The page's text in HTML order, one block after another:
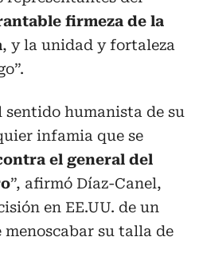
firmeza de la
, y la unidad y fortaleza
humanista de su
infamia que se
el general del
”, afirmó Díaz-Canel,
en EE.UU. de un
su talla de